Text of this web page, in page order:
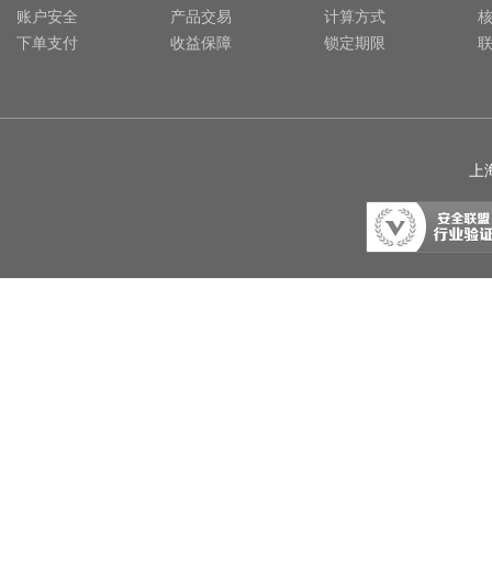
账户安全
下单支付
产品交易
收益保障
计算方式
锁定期限